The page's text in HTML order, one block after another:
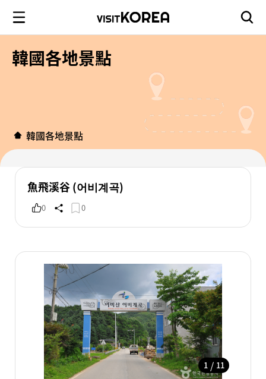
韓國各地景點
韓國各地景點
魚飛溪谷 (어비계곡)
0 0
1 / 11